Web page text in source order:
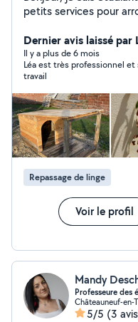
petits services pour
repassage. Je réalise
types d'événements
plus d'informations je
répondre.
Dernier avis laissé par
Il y a plus de 6 mois
Léa est très professionnel
travail
Repassage de linge
Voir le profil
Mandy
Professeure des
Châteauneuf-en-
5/5 (3